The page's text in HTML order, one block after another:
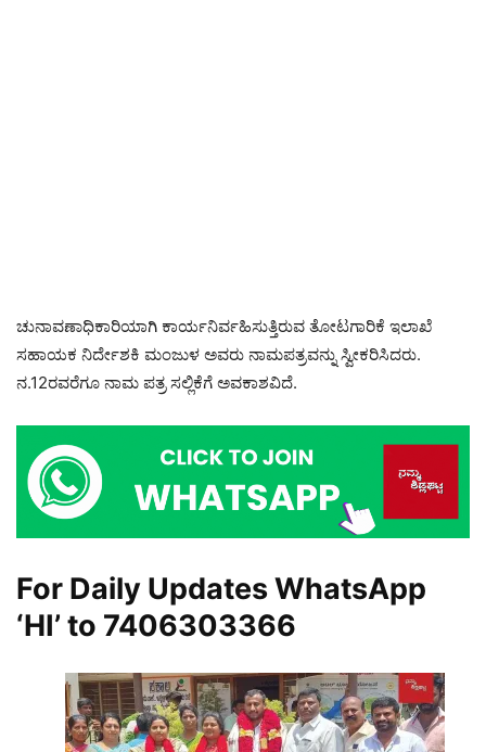
ಚುನಾವಣಾಧಿಕಾರಿಯಾಗಿ ಕಾರ್ಯನಿರ್ವಹಿಸುತ್ತಿರುವ ತೋಟಗಾರಿಕೆ ಇಲಾಖೆ
ಸಹಾಯಕ ನಿರ್ದೇಶಕಿ ಮಂಜುಳ ಅವರು ನಾಮಪತ್ರವನ್ನು ಸ್ವೀಕರಿಸಿದರು.
ನ.12ರವರೆಗೂ ನಾಮ ಪತ್ರ ಸಲ್ಲಿಕೆಗೆ ಅವಕಾಶವಿದೆ.
For Daily Updates WhatsApp
‘HI’ to 7406303366